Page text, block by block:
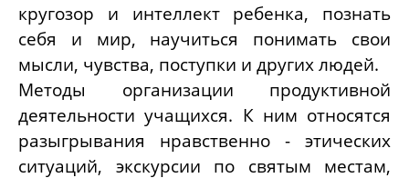
кругозор и интеллект ребенка, познать
себя и мир, научиться понимать свои
мысли, чувства, поступки и других людей.
Методы организации продуктивной
деятельности учащихся. К ним относятся
разыгрывания нравственно - этических
ситуаций, экскурсии по святым местам,